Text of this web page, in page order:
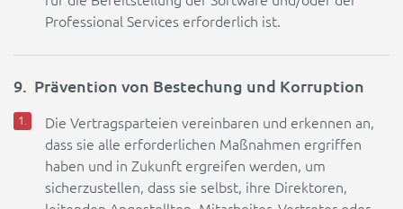
Professional Services erforderlich ist.
9. Prävention von Bestechung und Korruption
Die Vertragsparteien vereinbaren und erkennen an,
dass sie alle erforderlichen Maßnahmen ergriffen
haben und in Zukunft ergreifen werden, um
sicherzustellen, dass sie selbst, ihre Direktoren,